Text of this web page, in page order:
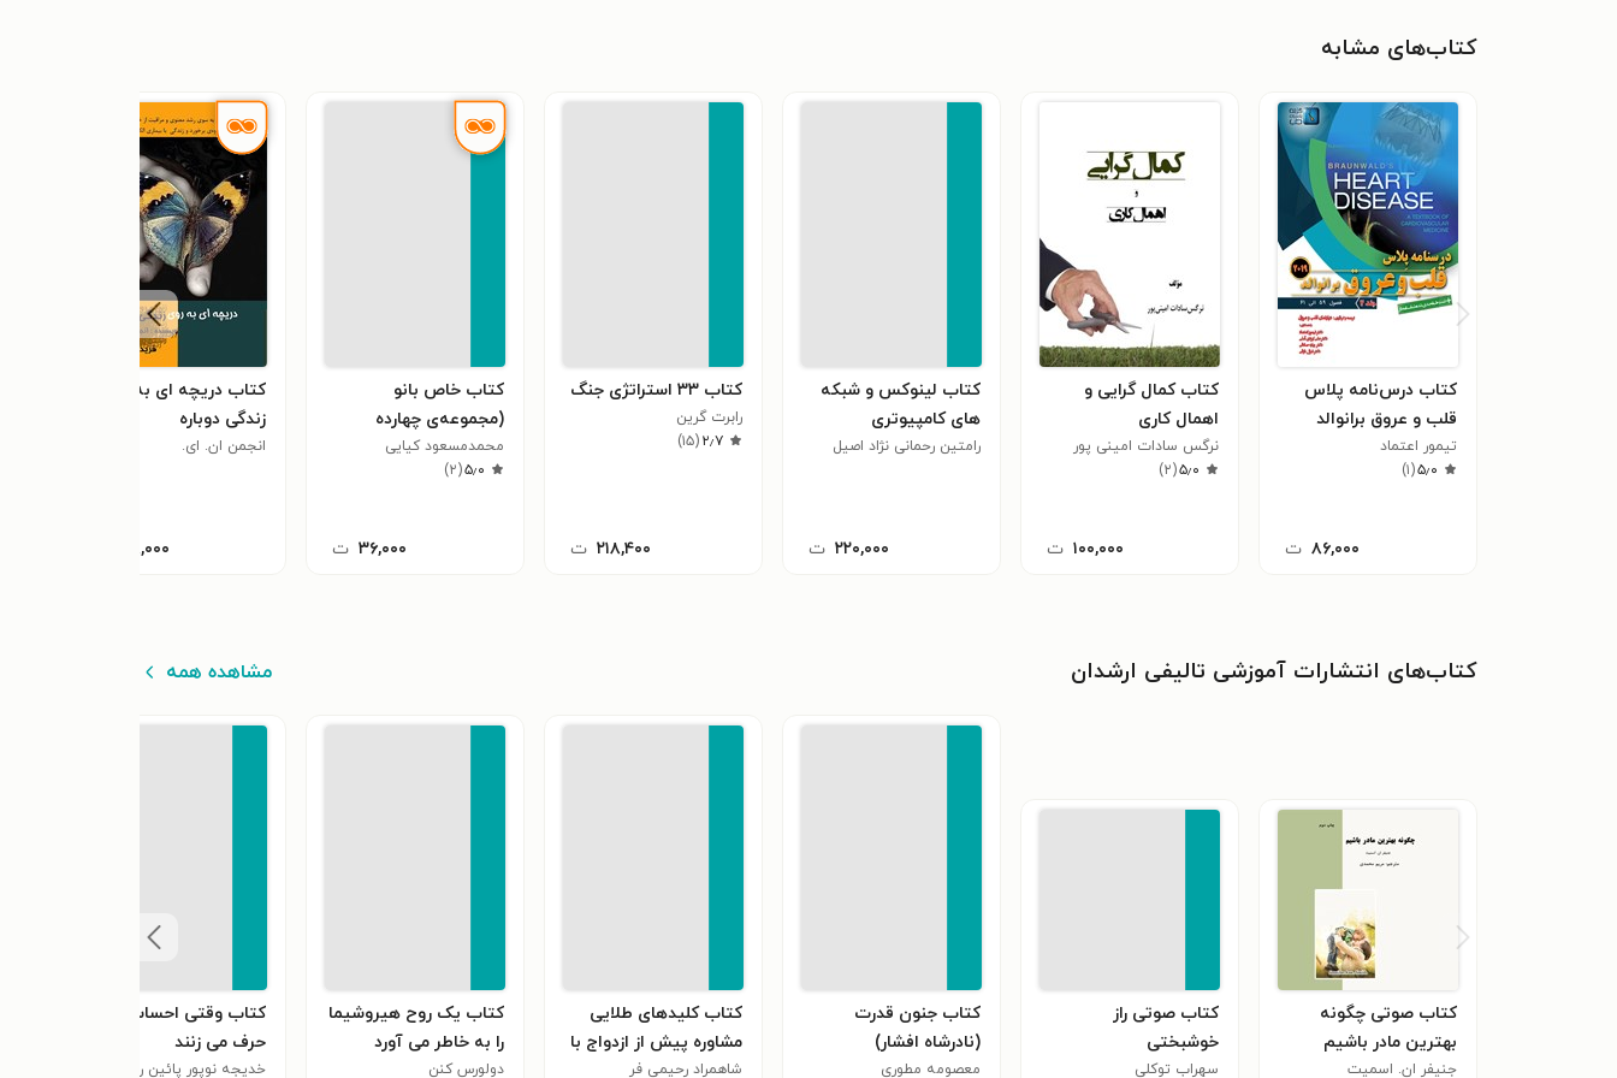
کتاب‌های مشابه
کتاب درس‌نامه پلاس
قلب و عروق برانوالد
۲۰۱۹؛ جلد ۲
تیمور اعتماد
۵٫۰(۱)
۸۶,۰۰۰ ت
کتاب کمال گرایی و
اهمال کاری
نرگس سادات امینی پور
۵٫۰(۲)
۱۰۰,۰۰۰ ت
کتاب لینوکس و شبکه
های کامپیوتری
رامتین رحمانی نژاد اصیل
۲۲۰,۰۰۰ ت
کتاب ۳۳ استراتژی جنگ
رابرت گرین
۲٫۷(۱۵)
۲۱۸,۴۰۰ ت
کتاب خاص بانو
(مجموعه‌ی چهارده
داستان)
محمدمسعود کیایی
۵٫۰(۲)
۳۶,۰۰۰ ت
کتاب دریچه ای به روی
زندگی دوباره
انجمن ان. ای.
۴۸,۰۰۰
کتاب‌های انتشارات آموزشی تالیفی ارشدان مشاهده همه
کتاب صوتی چگونه
بهترین مادر باشیم
جنیفر ان. اسمیت
کتاب صوتی راز
خوشبختی
سهراب توکلی
کتاب جنون قدرت
(نادرشاه افشار)
معصومه مطوری
کتاب کلیدهای طلایی
مشاوره پیش از ازدواج با
مثال های موردی و
شاهمراد رحیمی فر
کتاب یک روح هیروشیما
را به خاطر می آورد
دولورس کنن
کتاب وقتی احساساتم
حرف می زنند
خدیجه نوپور پائین رودپشتی